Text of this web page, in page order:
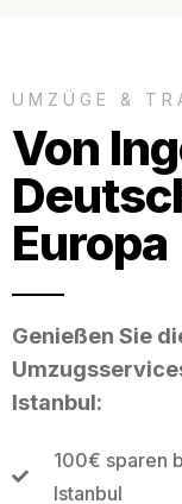
UMZÜGE &
Von
Europa
Genießen Sie
Istanbul:
100€ sparen
Istanbul